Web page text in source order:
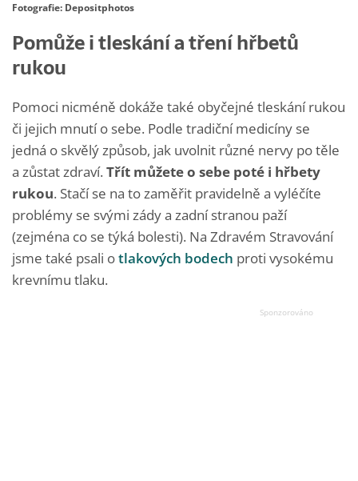
Fotografie: Depositphotos
Pomůže i tleskání a tření hřbetů
rukou
Pomoci nicméně dokáže také obyčejné tleskání rukou
či jejich mnutí o sebe. Podle tradiční medicíny se
jedná o skvělý způsob, jak uvolnit různé nervy po těle
a zůstat zdraví. Třít můžete o sebe poté i hřbety
rukou. Stačí se na to zaměřit pravidelně a vyléčíte
problémy se svými zády a zadní stranou paží
(zejména co se týká bolesti). Na Zdravém Stravování
jsme také psali otlakových bodech proti vysokému
krevnímu tlaku.